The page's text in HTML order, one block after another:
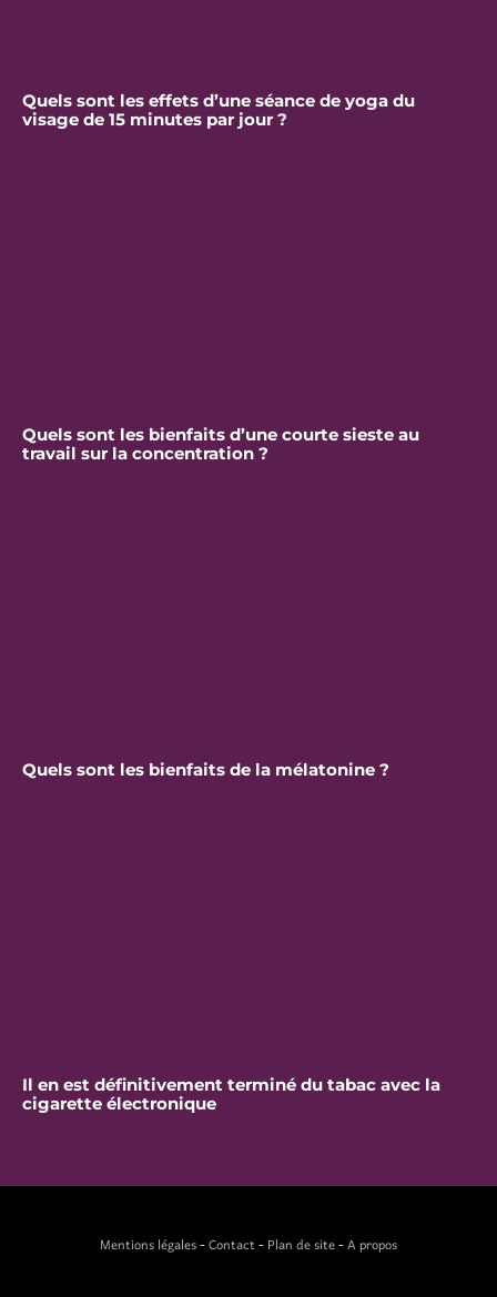
Quels sont les effets d’une séance de yoga du
visage de 15 minutes par jour ?
Quels sont les bienfaits d’une courte sieste au
travail sur la concentration ?
Quels sont les bienfaits de la mélatonine ?
Il en est définitivement terminé du tabac avec la
cigarette électronique
Mentions légales-Contact-Plan de site-A propos